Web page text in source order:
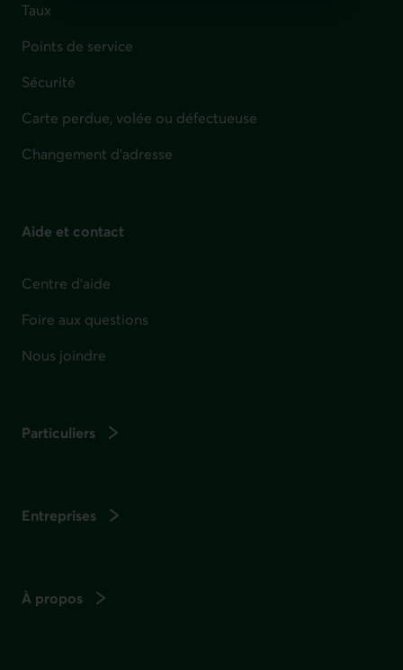
Taux
Points de service
Sécurité
Carte perdue, volée ou défectueuse
Changement d'adresse
Aide et contact
Centre d'aide
Foire aux questions
Nous joindre
Particuliers
Entreprises
À propos